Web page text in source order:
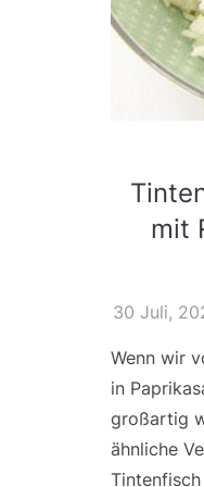
mit
30 Juli,
Wenn wir
in
großartig
ähnliche